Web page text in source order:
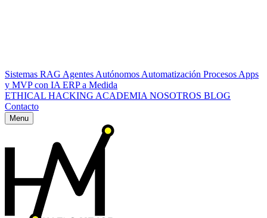
Sistemas RAG Agentes Autónomos Automatización Procesos Apps
y MVP con IA ERP a Medida
ETHICAL HACKING ACADEMIA NOSOTROS BLOG
Contacto
Menu